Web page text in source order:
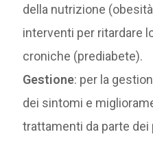
della nutrizione
interventi per ritardare
croniche (prediabete).
Gestione: per la
dei sintomi e
trattamenti da parte